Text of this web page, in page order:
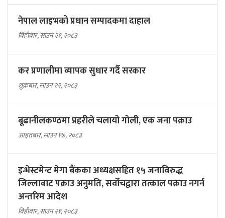
नेपाल लाइभको प्रधान सम्पादकमा दाहाल
बिहीबार, साउन २१, २०८३
कर प्रणालीमा व्यापक सुधार गर्दै सरकार
शुक्रबार, साउन २२, २०८३
बूढानीलकण्ठमा प्रहरीले चलायो गोली, एक जना पक्राउ
आइतबार, साउन १७, २०८३
इन्भेस्टमेन्ट मेगा बैंकका अध्यक्षसहित १५ जनाविरुद्ध
जिल्लाबाट पक्राउ अनुमति, सर्वोचद्वारा तत्काल पक्राउ नगर्न
अन्तरिम आदेश
बिहीबार, साउन २१, २०८३